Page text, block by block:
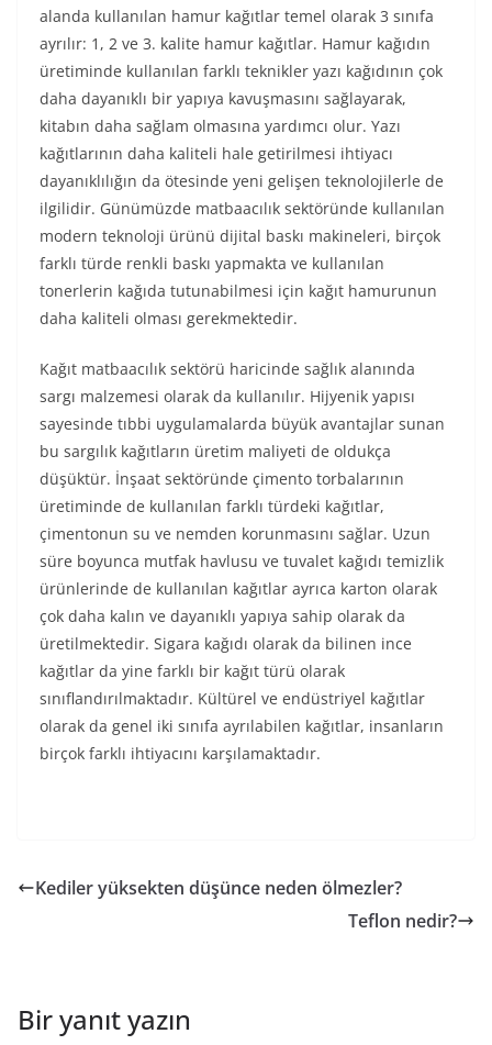
alanda kullanılan hamur kağıtlar temel olarak 3 sınıfa
ayrılır: 1, 2 ve 3. kalite hamur kağıtlar. Hamur kağıdın
üretiminde kullanılan farklı teknikler yazı kağıdının çok
daha dayanıklı bir yapıya kavuşmasını sağlayarak,
kitabın daha sağlam olmasına yardımcı olur. Yazı
kağıtlarının daha kaliteli hale getirilmesi ihtiyacı
dayanıklılığın da ötesinde yeni gelişen teknolojilerle de
ilgilidir. Günümüzde matbaacılık sektöründe kullanılan
modern teknoloji ürünü dijital baskı makineleri, birçok
farklı türde renkli baskı yapmakta ve kullanılan
tonerlerin kağıda tutunabilmesi için kağıt hamurunun
daha kaliteli olması gerekmektedir.
Kağıt matbaacılık sektörü haricinde sağlık alanında
sargı malzemesi olarak da kullanılır. Hijyenik yapısı
sayesinde tıbbi uygulamalarda büyük avantajlar sunan
bu sargılık kağıtların üretim maliyeti de oldukça
düşüktür. İnşaat sektöründe çimento torbalarının
üretiminde de kullanılan farklı türdeki kağıtlar,
çimentonun su ve nemden korunmasını sağlar. Uzun
süre boyunca mutfak havlusu ve tuvalet kağıdı temizlik
ürünlerinde de kullanılan kağıtlar ayrıca karton olarak
çok daha kalın ve dayanıklı yapıya sahip olarak da
üretilmektedir. Sigara kağıdı olarak da bilinen ince
kağıtlar da yine farklı bir kağıt türü olarak
sınıflandırılmaktadır. Kültürel ve endüstriyel kağıtlar
olarak da genel iki sınıfa ayrılabilen kağıtlar, insanların
birçok farklı ihtiyacını karşılamaktadır.
Kediler yüksekten düşünce neden ölmezler?
Teflon nedir?
Bir yanıt yazın